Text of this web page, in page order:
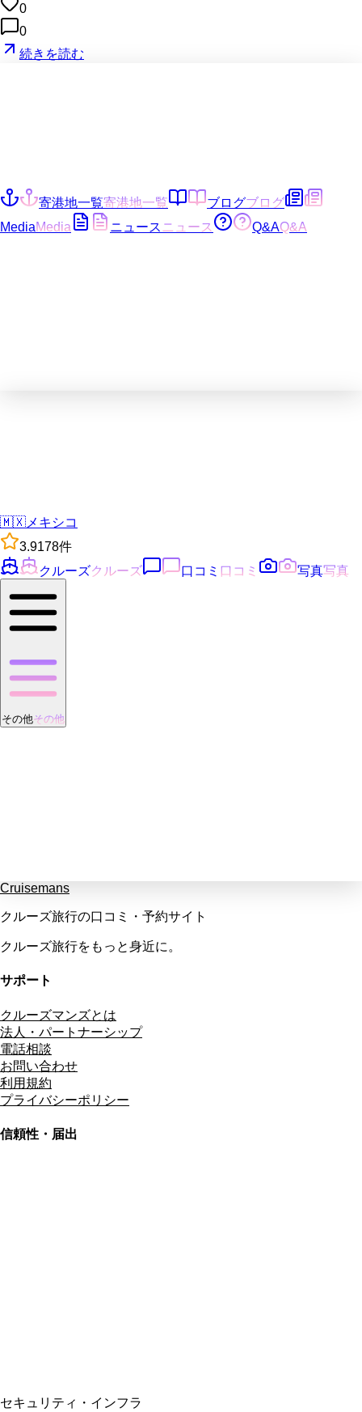
0
0
続きを読む
寄港地一覧寄港地一覧 ブログブログ
MediaMedia ニュース ニュース Q&AQ&A
🇲🇽 メキシコ
3.9178件
クルーズクルーズ 口コミ 口コミ 写真写真
その他その他
Cruisemans
クルーズ旅行の口コミ・予約サイト
クルーズ旅行をもっと身近に。
サポート
クルーズマンズとは
法人・パートナーシップ
電話相談
お問い合わせ
利用規約
プライバシーポリシー
信頼性・届出
セキュリティ・インフラ